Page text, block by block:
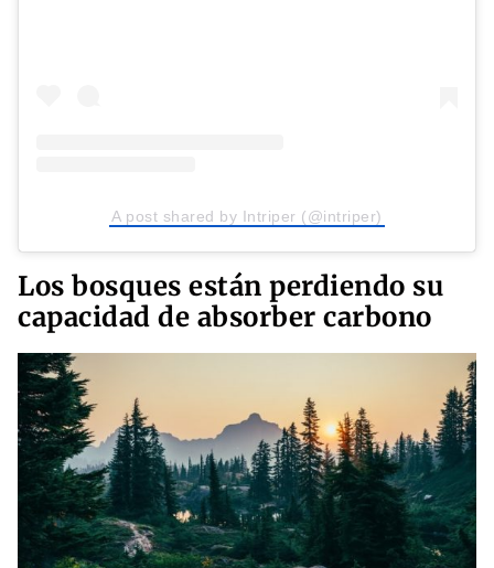
A post shared by Intriper (@intriper)
Los bosques están perdiendo su
capacidad de absorber carbono